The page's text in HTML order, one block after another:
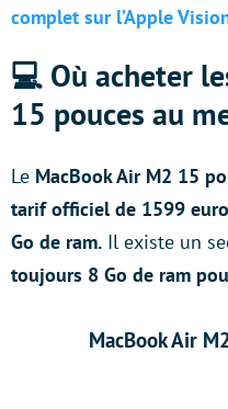
complet sur l’Apple
💻 Où acheter
15 pouces au
Le MacBook Air M2 15
tarif officiel de 1599
Go de ram. Il existe un
toujours 8 Go de ram
MacBook Air